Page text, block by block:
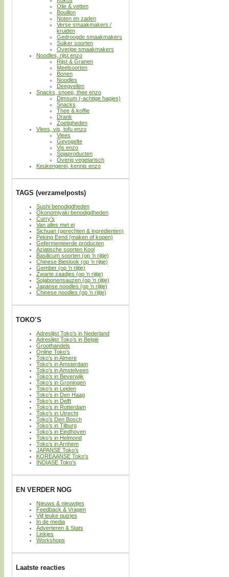
Olie & vetten
Bouillon
Noten en zaden
Verse smaakmakers /
kruiden
Gedroogde smaakmakers
Suiker soorten
Overige smaakmakers
Noodles, rijst enzo
Rijst & Granen
Meelsoorten
Bonen
Noodles
Deegvellen
Snacks, snoep, thee enzo
Dimsum (-achtige hapjes)
Snacks
Thee & koffie
Drank
Zoetigheden
Vlees, vis, tofu enzo
Vlees
Gevogelte
Vis enzo
Sojaproducten
Overig vegetarisch
Keukengerei, kennis enzo
TAGS (verzamelposts)
Sushi benodigdheden
Okonomiyaki benodigdheden
Curry’s
Van alles met ei
Sichuan (gerechten & ingredienten)
Peking Eend (maken of kopen)
Gefermenteerde producten
Aziatische soorten Kool
Basilicum soorten (op ’n rijtje)
Chinese Bieslook (op ’n rijtje)
Gember (op ’n rijtje)
Zwarte zaadjes (op ’n rijtje)
Sojabonensauzen (op ’n rijtje)
Japanse noodles (op ’n rijtje)
Chinese noodles (op ’n rijtje)
TOKO’S
Adreslijst Toko’s in Nederland
Adreslijst Toko’s in België
Groothandels
Online Toko’s
Toko’s in Almere
Toko’s in Amsterdam
Toko’s in Amstelveen
Toko’s in Beverwijk
Toko’s in Groningen
Toko’s in Leiden
Toko’s in Den Haag
Toko’s in Delft
Toko’s in Rotterdam
Toko’s in Utrecht
Toko’s Den Bosch
Toko’s in Tilburg
Toko’s in Eindhoven
Toko’s in Helmond
Toko’s in Arnhem
JAPANSE Toko’s
KOREAANSE Toko’s
INDIASE Toko’s
EN VERDER NOG
Nieuws & nieuwtjes
Feedback & Vragen
Vijf leuke quizjes
In de media
Adverteren & Stats
Linkjes
Workshops
Laatste reacties